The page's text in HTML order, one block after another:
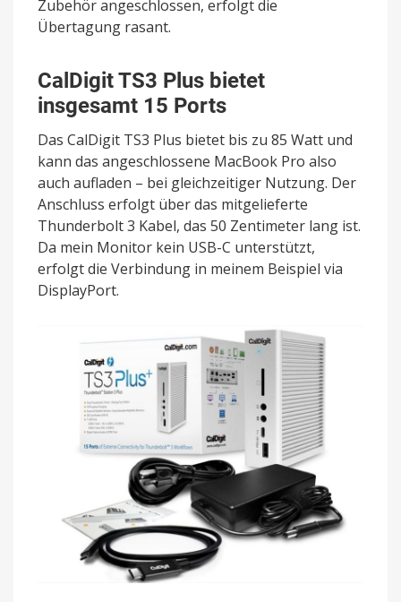
Zubehör angeschlossen, erfolgt die
Übertagung rasant.
CalDigit TS3 Plus bietet
insgesamt 15 Ports
Das CalDigit TS3 Plus bietet bis zu 85 Watt und
kann das angeschlossene MacBook Pro also
auch aufladen – bei gleichzeitiger Nutzung. Der
Anschluss erfolgt über das mitgelieferte
Thunderbolt 3 Kabel, das 50 Zentimeter lang ist.
Da mein Monitor kein USB-C unterstützt,
erfolgt die Verbindung in meinem Beispiel via
DisplayPort.